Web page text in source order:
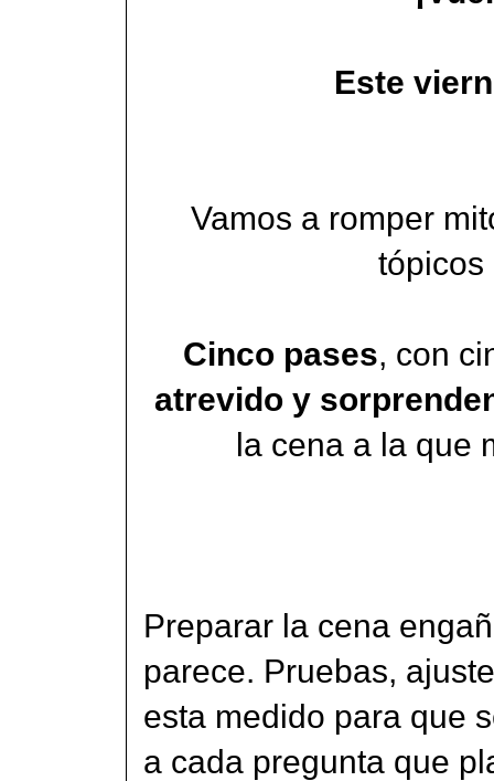
Este
Vamos a romper
tópicos
Cinco pases, con
atrevido y
la cena a la que
Preparar la cena
parece. Pruebas,
esta medido para que
a cada pregunta que